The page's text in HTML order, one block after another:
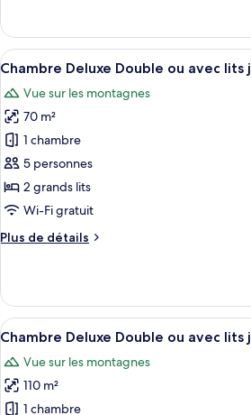
Chambre
Double
Deluxe
le
type
de
Chambre
Double
Deluxe
Afficher
toutes
les
photos
pour
ce
type
de
chambre :
Chambre
ou
avec
lits
jumeaux
Une
4
Chambre Deluxe Double ou avec lits
Vue sur les montagnes
70 m²
1 chambre
5 personnes
2 grands lits
Wi-Fi gratuit
Plus de détails
Plus
le
type
de
Chambre
Deluxe
Double
Afficher
toutes
les
photos
pour
Une
4
Chambre Deluxe Double ou avec lits
Vue sur les montagnes
110 m²
1 chambre